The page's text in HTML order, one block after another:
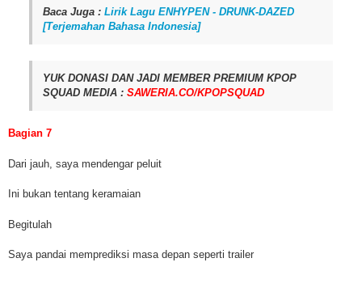
Baca Juga : Lirik Lagu ENHYPEN - DRUNK-DAZED
[Terjemahan Bahasa Indonesia]
YUK DONASI DAN JADI MEMBER PREMIUM KPOP
SQUAD MEDIA : SAWERIA.CO/KPOPSQUAD
Bagian 7
Dari jauh, saya mendengar peluit
Ini bukan tentang keramaian
Begitulah
Saya pandai memprediksi masa depan seperti trailer